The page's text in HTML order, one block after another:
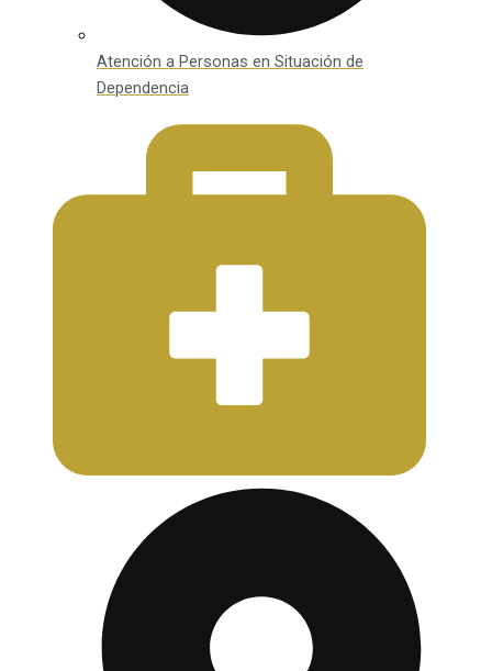
Atención a Personas en Situación de
Dependencia